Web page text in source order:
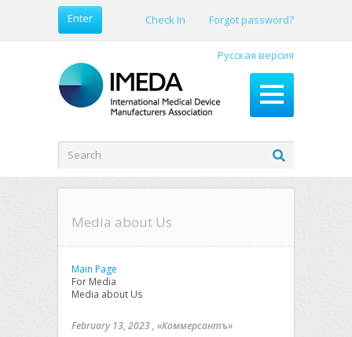
Enter Check In Forgot password?
Русская версия
Media about Us
Main Page
For Media
Media about Us
February 13, 2023 , «Коммерсантъ»